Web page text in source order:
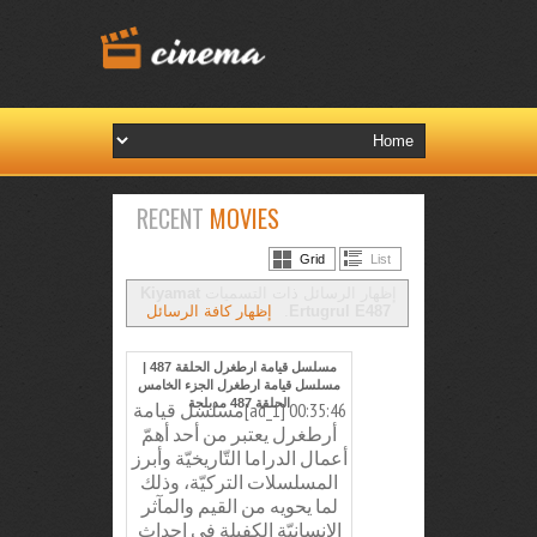
RECENT MOVIES
Grid List
إظهار كافة الرسائل
مسلسل قيامة ارطغرل الحلقة 487 |
مسلسل قيامة ارطغرل الجزء الخامس
الحلقة 487 مدبلجة 00:35:46 [ad_1]مسلسل قيامة
أرطغرل يعتبر من أحد أهمّ
أعمال الدراما التّاريخيّة وأبرز
المسلسلات التركيّة، وذلك
لما يحويه من القيم والمآثر
الإنسانيّة الكفيلة في إحداث